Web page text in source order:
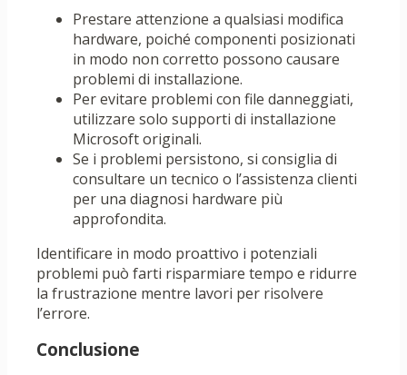
Prestare attenzione a qualsiasi modifica
hardware, poiché componenti posizionati
in modo non corretto possono causare
problemi di installazione.
Per evitare problemi con file danneggiati,
utilizzare solo supporti di installazione
Microsoft originali.
Se i problemi persistono, si consiglia di
consultare un tecnico o l’assistenza clienti
per una diagnosi hardware più
approfondita.
Identificare in modo proattivo i potenziali
problemi può farti risparmiare tempo e ridurre
la frustrazione mentre lavori per risolvere
l’errore.
Conclusione